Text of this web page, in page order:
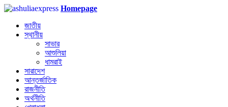
Homepage
জাতীয়
স্থানীয়
সাভার
আশুলিয়া
ধামরাই
সারাদেশ
আন্তর্জাতিক
রাজনীতি
অর্থনীতি